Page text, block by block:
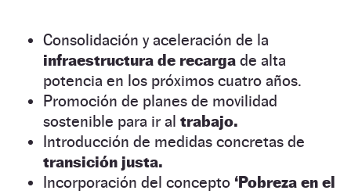
Consolidación y aceleración de la
infraestructura de recarga de alta
potencia en los próximos cuatro años.
Promoción de planes de movilidad
sostenible para ir al trabajo.
Introducción de medidas concretas de
transición justa.
Incorporación del concepto ‘Pobreza en el